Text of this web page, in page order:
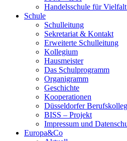
Handelsschule für
Schule
Schulleitung
Sekretariat & Kontakt
Erweiterte Schulleitung
Kollegium
Hausmeister
Das Schulprogramm
Organigramm
Geschichte
Kooperationen
Düsseldorfer
BISS – Projekt
Impressum und
Europa&Co